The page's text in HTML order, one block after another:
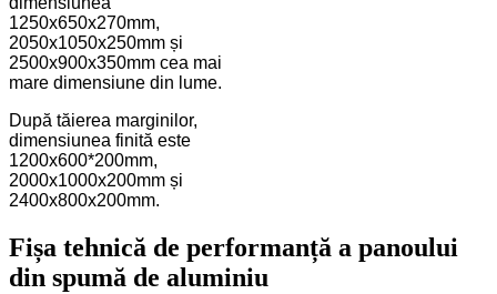
1250x650x270mm,
2050x1050x250mm și
2500x900x350mm cea mai
mare dimensiune din lume.
După tăierea marginilor,
dimensiunea finită este
1200x600*200mm,
2000x1000x200mm și
2400x800x200mm.
Fișa tehnică de performanță a panoului
din spumă de aluminiu